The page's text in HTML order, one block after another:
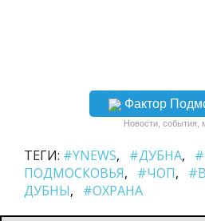
Фактор
Новости, события,
ТЕГИ: #YNEWS #ДУБНА
ПОДМОСКОВЬЯ
#ЧОП
ДУБНЫ
#ОХРАНА